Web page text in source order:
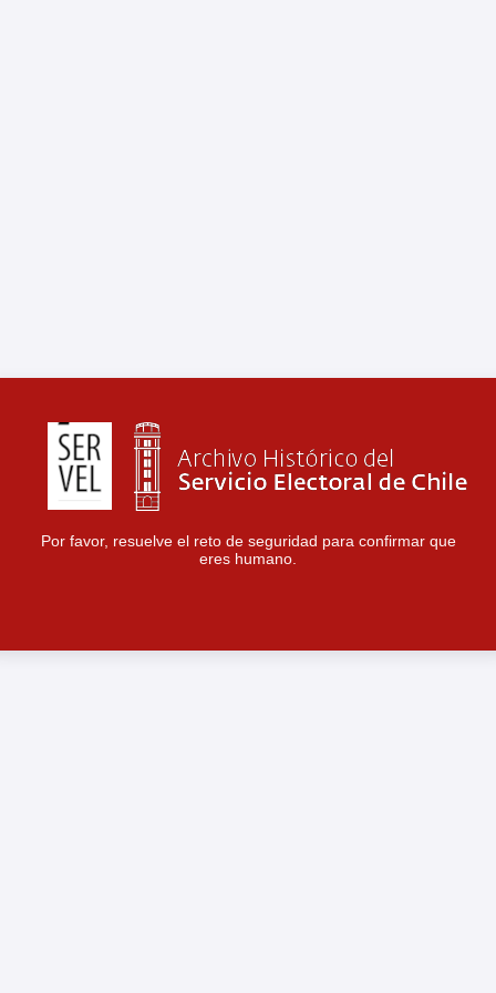
Por favor, resuelve el reto de seguridad para confirmar que
eres humano.